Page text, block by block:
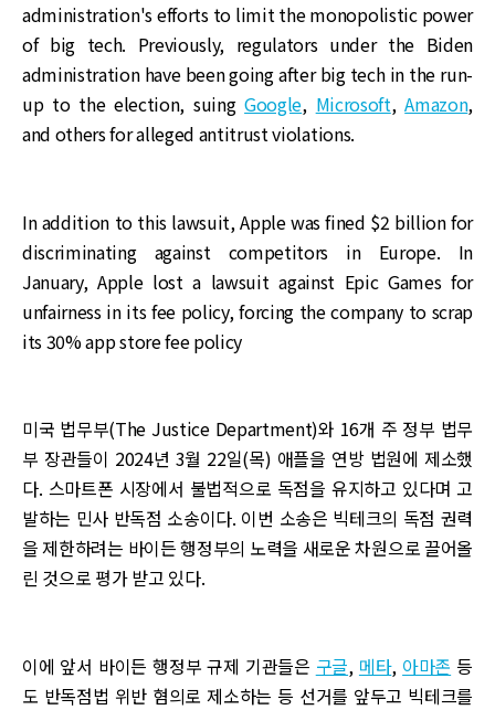
administration's efforts to limit the monopolistic power
of big tech. Previously, regulators under the Biden
administration have been going after big tech in the run-
up to the election, suingGoogle, Microsoft,Amazon,
and others for alleged antitrust violations.
In addition to this lawsuit, Apple was fined $2 billion for
discriminating against competitors in Europe. In
January, Apple lost a lawsuit against Epic Games for
unfairness in its fee policy, forcing the company to scrap
its 30% app store fee policy
미국 법무부(The Justice Department)와 16개 주 정부 법무
부 장관들이 2024년 3월 22일(목) 애플을 연방 법원에 제소했
다. 스마트폰 시장에서 불법적으로 독점을 유지하고 있다며 고
발하는 민사 반독점 소송이다. 이번 소송은 빅테크의 독점 권력
을 제한하려는 바이든 행정부의 노력을 새로운 차원으로 끌어올
린 것으로 평가 받고 있다.
이에 앞서 바이든 행정부 규제 기관들은 구글, 메타, 아마존 등
도 반독점법 위반 혐의로 제소하는 등 선거를 앞두고 빅테크를